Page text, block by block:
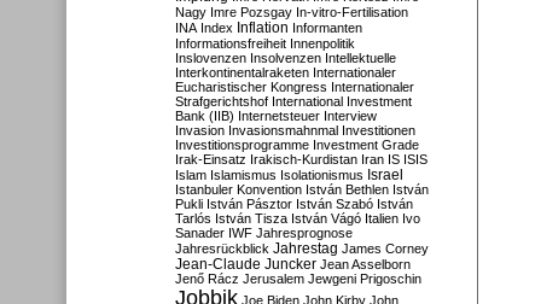
Nagy Imre Pozsgay In-vitro-Fertilisation
INA Index Inflation Informanten
Informationsfreiheit Innenpolitik
Inslovenzen Insolvenzen Intellektuelle
Interkontinentalraketen Internationaler
Eucharistischer Kongress Internationaler
Strafgerichtshof International Investment
Bank (IIB) Internetsteuer Interview
Invasion Invasionsmahnmal Investitionen
Investitionsprogramme Investment Grade
Irak-Einsatz Irakisch-Kurdistan Iran IS ISIS
Islam Islamismus Isolationismus Israel
Istanbuler Konvention István Bethlen István
Pukli István Pásztor István Szabó István
Tarlós István Tisza István Vágó Italien Ivo
Sanader IWF Jahresprognose
Jahresrückblick Jahrestag James Corney
Jean-Claude Juncker Jean Asselborn
Jenő Rácz Jerusalem Jewgeni Prigoschin
Jobbik Joe Biden John Kirby John